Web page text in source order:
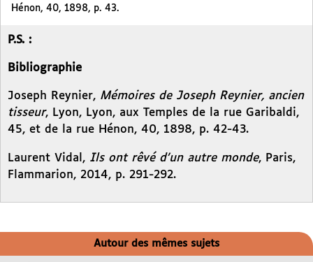
Hénon, 40, 1898, p. 43.
P.S. :
Bibliographie
Joseph Reynier, Mémoires de Joseph Reynier, ancien
tisseur, Lyon, Lyon, aux Temples de la rue Garibaldi,
45, et de la rue Hénon, 40, 1898, p. 42-43.
Laurent Vidal, Ils ont rêvé d’un autre monde, Paris,
Flammarion, 2014, p. 291-292.
Autour des mêmes sujets